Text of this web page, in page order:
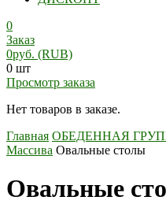
0
Заказ
0руб. (RUB)
0 шт
Просмотр заказа
Нет товаров в заказе.
Главная ОБЕДЕННАЯ
Массива Овальные столы
Овальные